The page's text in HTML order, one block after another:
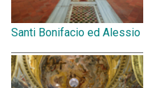
Santi Bonifacio ed Alessio